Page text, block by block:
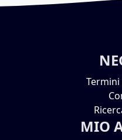
Termini
MIO